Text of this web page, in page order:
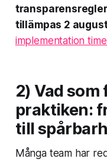
tillämpas 2
implementation
2) Vad
praktiken:
till
Många team har